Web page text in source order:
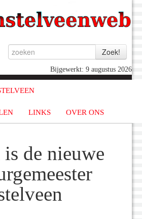
Bijgewerkt: 9 augustus 2026
LINKS OVER ONS
de nieuwe